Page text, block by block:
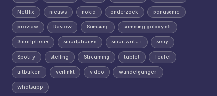
Netflix nieuws nokia onderzoek panasonic
preview Review Samsung samsung galaxy s6
Smartphone smartphones smartwatch sony
Spotify stelling Streaming tablet Teufel
uitbuiken verlinkt video wandelgangen
whatsapp